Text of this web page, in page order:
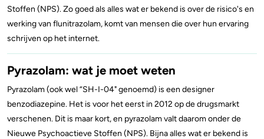
Stoffen (NPS). Zo goed als alles wat er bekend is over de risico's en
werking van flunitrazolam, komt van mensen die over hun ervaring
schrijven op het internet.
Pyrazolam: wat je moet weten
Pyrazolam (ook wel “SH-I-04" genoemd) is een designer
benzodiazepine. Het is voor het eerst in 2012 op de drugsmarkt
verschenen. Dit is maar kort, en pyrazolam valt daarom onder de
Nieuwe Psychoactieve Stoffen (NPS). Bijna alles wat er bekend is